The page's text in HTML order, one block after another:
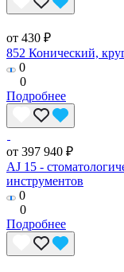
от 430 ₽
852 Конический,
0
0
Подробнее
от 397 940 ₽
AJ 15 -
инструментов
0
0
Подробнее